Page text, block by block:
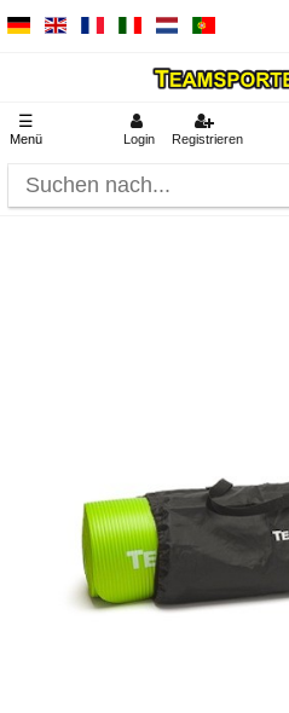
☰
Menü Login Registrieren